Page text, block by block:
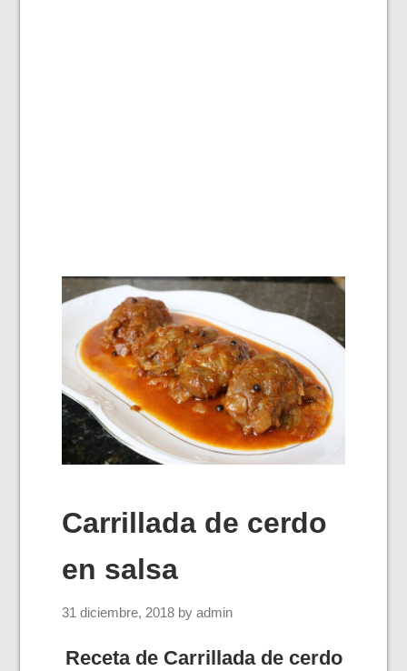
Carrillada de cerdo
en salsa
31 diciembre, 2018 byadmin
Receta de Carrillada de cerdo